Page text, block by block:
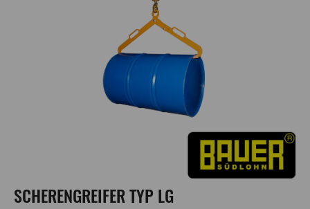
SCHERENGREIFER TYP LG